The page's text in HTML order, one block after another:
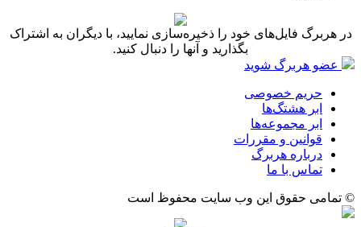
در هربرگ فایل‌های خود را ذخیره‌سازی نمایید، با دیگران به اشتراک
بگذارید و آنها را دنبال کنید.
عضو هربرگ شوید
حریم خصوصی
ابر هشتگ‌ها
ابر مجموعه‌ها
قوانین و مقررات
درباره هربرگ
تماس با ما
© تمامی حقوق این وب سایت محفوظ است